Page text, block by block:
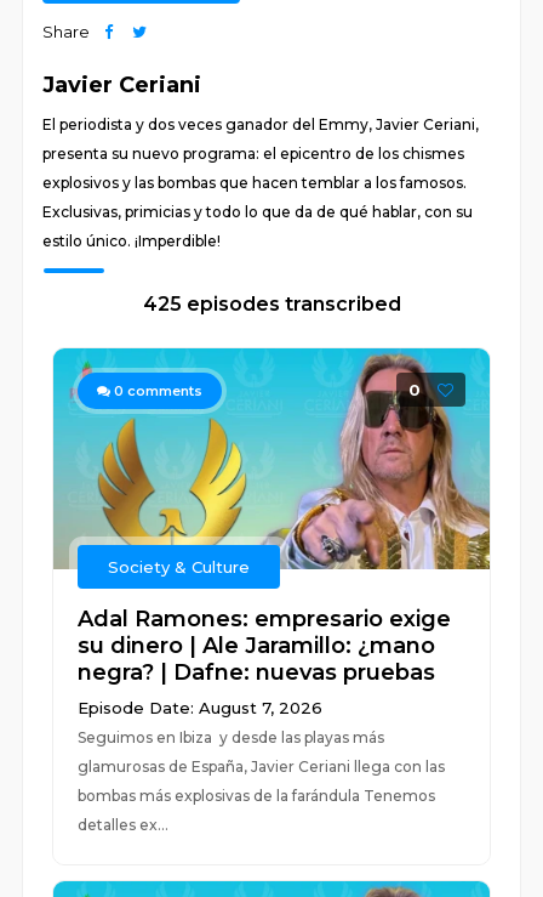
Share
Javier Ceriani
El periodista y dos veces ganador del Emmy, Javier Ceriani,
presenta su nuevo programa: el epicentro de los chismes
explosivos y las bombas que hacen temblar a los famosos.
Exclusivas, primicias y todo lo que da de qué hablar, con su
estilo único. ¡Imperdible!
425 episodes transcribed
0 comments 0
Society & Culture
Adal Ramones: empresario exige
su dinero | Ale Jaramillo: ¿mano
negra? | Dafne: nuevas pruebas
Episode Date: August 7, 2026
Seguimos en Ibiza y desde las playas más
glamurosas de España, Javier Ceriani llega con las
bombas más explosivas de la farándula Tenemos
detalles ex...